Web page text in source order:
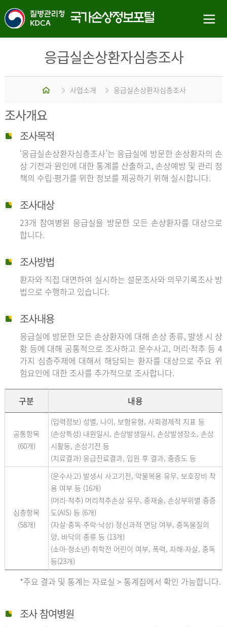
응급실손상환자심층조사
홈 사업소개 응급실손상환자심층조사
조사개요
조사목적
‘응급실손상환자심층조사’는 응급실에 방문한 손상환자의 손
상 기전과 원인에 대한 통계를 산출하고, 손상예방 및 관리 정
책의 수립·평가를 위한 정보를 제공하기 위해 실시합니다.
조사대상
23개 참여병원 응급실을 방문한 모든 손상환자를 대상으로
합니다.
조사방법
환자와 직접 대면하여 실시하는 설문조사와 의무기록조사 방
법으로 수행하고 있습니다.
조사내용
응급실에 방문한 모든 손상환자에 대해 손상 종류, 발생 시 상
황 등에 대해 공통적으로 조사하고 운수사고, 머리·척추 등 4
가지 심층주제에 대해서 해당되는 환자를 대상으로 주요 위
험요인에 대한 조사를 추가적으로 조사합니다.
구분 내용
공통항목
(60개)
(입력정보) 성별, 나이, 보험유형, 사회경제적 지표 등
(손상특성) 내원일시, 손상발생일시, 손상발생장소, 손상
시활동, 손상기전 등
(치료결과) 응급진료결과, 입원 후 결과, 중증도 등
심층항목
(58개)
(운수사고) 발생시 사고기전, 약물복용 유무, 보호장비 착
용 여부 등 (16개)
(머리·척추) 머리척추손상 유무, 중재술, 손상부위별 중증
도(AIS) 등 (6개)
(자살·중독·추락·낙상) 정신과적 면담 여부, 중독물질의
양, 바닥의 종류 등 (13개)
(소아·청소년) 취학전 어린이 여부, 폭력, 자해·자살, 중독
등(23개)
*주요 결과 및 통계는 자료실 > 통계집에서 확인 가능합니다.
조사 참여병원